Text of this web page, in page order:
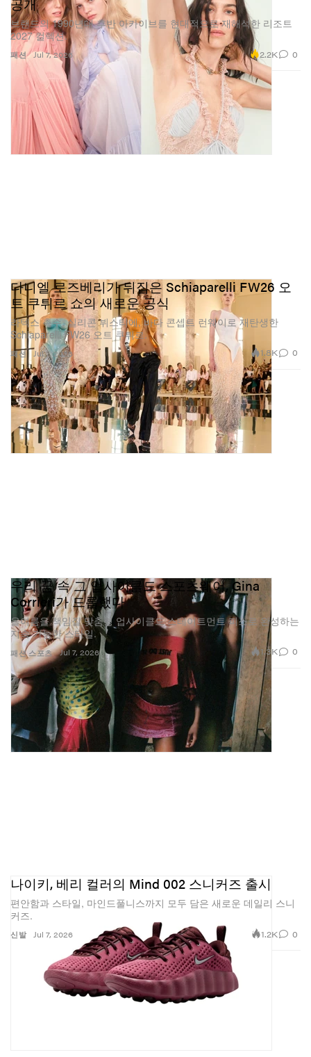
패션
공개
브랜드의 1990년대 후반 아카이브를 현대적으로 재해석한 리조트
2027 컬렉션.
Jul 7, 2026 2.2K 0
패션
다니엘 로즈베리가 뒤집은 Schiaparelli FW26 오
트 쿠튀르 쇼의 새로운 공식
라텍스 촉수, 실리콘 뷔스티에, 바다 콘셉트 런웨이로 재탄생한
Schiaparelli FW26 오트 쿠튀르.
Jul 7, 2026 1.8K 0
패션 스포츠
우리 꿈 속 그 업사이클드 스포츠웨어, Gina
Corrieri가 드롭했다
올여름을 책임질 맞춤형 업사이클드 스테이트먼트 피스로 완성하는
지속 가능한 스타일.
Jul 7, 2026 1.3K 0
신발
나이키, 베리 컬러의 Mind 002 스니커즈 출시
편안함과 스타일, 마인드풀니스까지 모두 담은 새로운 데일리 스니
커즈.
Jul 7, 2026 1.2K 0